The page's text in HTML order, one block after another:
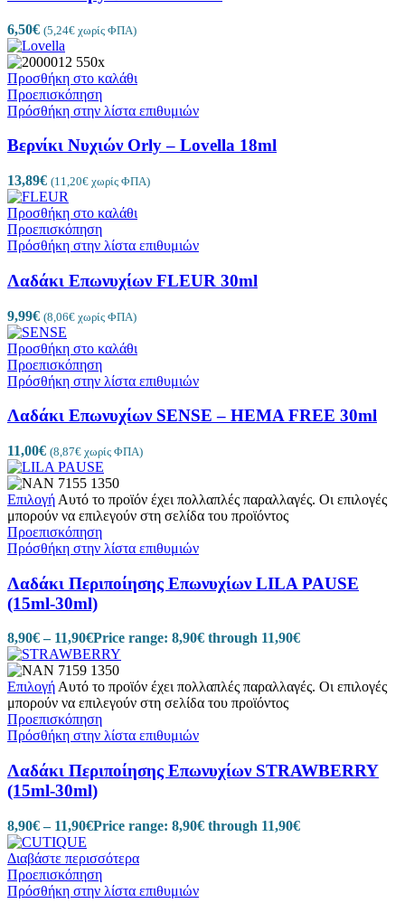
6,50€ (5,24€ χωρίς ΦΠΑ)
Προσθήκη στο καλάθι
Προεπισκόπηση
Πρόσθήκη στην λίστα επιθυμιών
Βερνίκι Νυχιών Orly – Lovella 18ml
13,89€ (11,20€ χωρίς ΦΠΑ)
Προσθήκη στο καλάθι
Προεπισκόπηση
Πρόσθήκη στην λίστα επιθυμιών
Λαδάκι Επωνυχίων FLEUR 30ml
9,99€ (8,06€ χωρίς ΦΠΑ)
Προσθήκη στο καλάθι
Προεπισκόπηση
Πρόσθήκη στην λίστα επιθυμιών
Λαδάκι Επωνυχίων SENSE – HEMA FREE 30ml
11,00€ (8,87€ χωρίς ΦΠΑ)
Επιλογή Αυτό το προϊόν έχει πολλαπλές παραλλαγές. Οι επιλογές
μπορούν να επιλεγούν στη σελίδα του προϊόντος
Προεπισκόπηση
Πρόσθήκη στην λίστα επιθυμιών
Λαδάκι Περιποίησης Επωνυχίων LILA PAUSE
(15ml-30ml)
8,90€ – 11,90€Price range: 8,90€ through 11,90€
ΕπιλογήΑυτό το προϊόν έχει πολλαπλές παραλλαγές. Οι επιλογές
μπορούν να επιλεγούν στη σελίδα του προϊόντος
Προεπισκόπηση
Πρόσθήκη στην λίστα επιθυμιών
Λαδάκι Περιποίησης Επωνυχίων STRAWBERRY
(15ml-30ml)
8,90€ – 11,90€Price range: 8,90€ through 11,90€
Διαβάστε περισσότερα
Προεπισκόπηση
Πρόσθήκη στην λίστα επιθυμιών